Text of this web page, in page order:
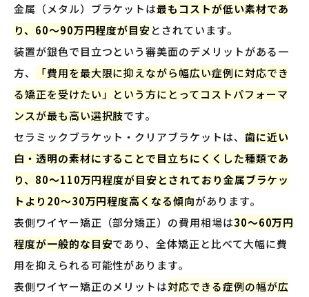
金属（メタル）ブラケットは最もコストが低い素材であ
り、60〜90万円程度が目安とされています。
装置が銀色で目立つという審美面のデメリットがある一
方、
「費用を最大限に抑えながら幅広い症例に対応でき
る矯正を受けたい」という方にとってコストパフォーマ
ンスが最も高い選択肢です。
セラミックブラケット・クリアブラケットは、 歯に近い
白・透明の素材にすることで目立ちにくくした種類であ
り、80〜110万円程度が目安とされており金属ブラケッ
トより20〜30万円程度高くなる傾向があります。
表側ワイヤー矯正（部分矯正）の費用相場は30〜60万円
程度が一般的な目安であり、全体矯正と比べて大幅に費
用を抑えられる可能性があります。
表側ワイヤー矯正のメリットは対応できる症例の幅が広